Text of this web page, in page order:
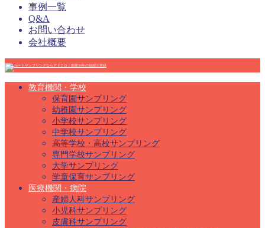
事例一覧
Q&A
お問い合わせ
会社概要
教育機関・学校
保育園サンプリング
幼稚園サンプリング
小学校サンプリング
中学校サンプリング
高等学校・高校サンプリング
専門学校サンプリング
大学サンプリング
学童保育サンプリング
医療機関・病院
産婦人科サンプリング
小児科サンプリング
皮膚科サンプリング